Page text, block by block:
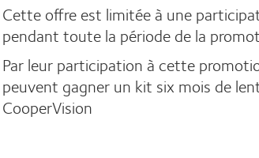
Cette offre est limitée à une
pendant toute la période de la
Par leur participation à cette
peuvent gagner un kit six mois de
CooperVision